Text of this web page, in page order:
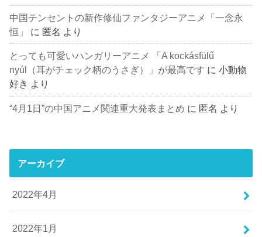
中国テンセントの新作修仙ファンタジーアニメ「一念永
恒」
に 匿名 より
とっても可愛いハンガリーアニメ 「A kockásfülű
nyúl（耳がチェック柄のうさぎ）」が最高です に小動物
好き より
“4月1日”の中国アニメ関連重大発表まとめ に 匿名 より
アーカイブ
2022年4月
2022年1月